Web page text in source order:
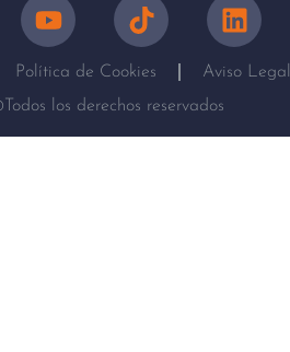
Política de Cookies
Aviso Legal
los derechos reservados